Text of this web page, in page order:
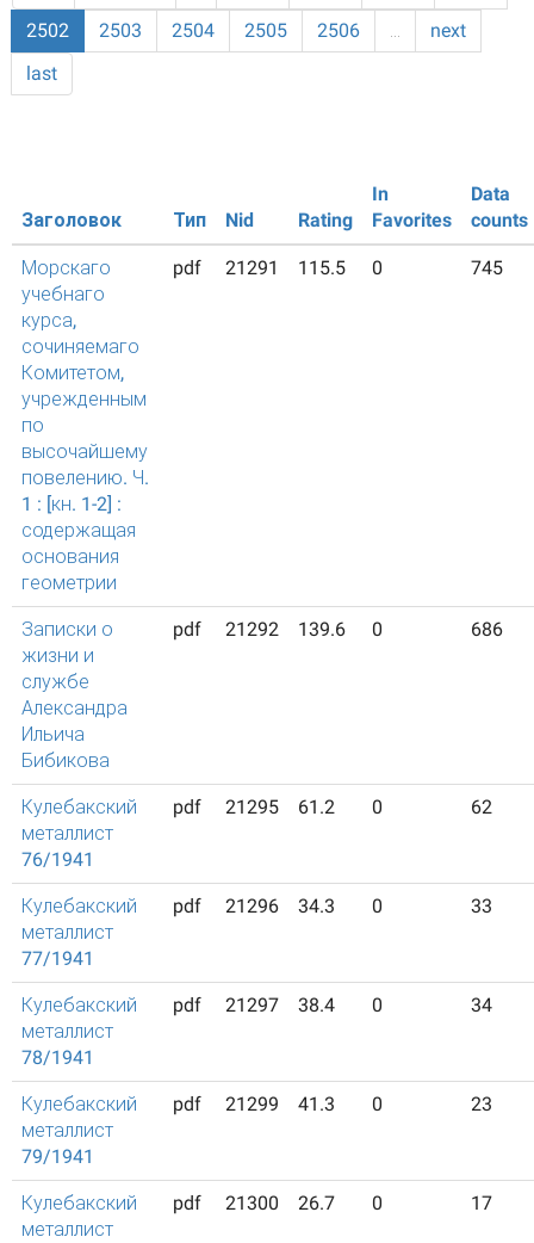
2502
2503 2504 2505 2506 …
next
last
Заголовок Тип Nid Rating
In
Favorites
Data
counts
Морскаго
учебнаго
курса,
сочиняемаго
Комитетом,
учрежденным
по
высочайшему
повелению. Ч.
1 : [кн. 1-2] :
содержащая
основания
геометрии
pdf 21291 115.5 0 745
Записки о
жизни и
службе
Александра
Ильича
Бибикова
pdf 21292 139.6 0 686
Кулебакский
металлист
76/1941
pdf 21295 61.2 0 62
Кулебакский
металлист
77/1941
pdf 21296 34.3 0 33
Кулебакский
металлист
78/1941
pdf 21297 38.4 0 34
Кулебакский
металлист
79/1941
pdf 21299 41.3 0 23
Кулебакский
металлист
pdf 21300 26.7 0 17